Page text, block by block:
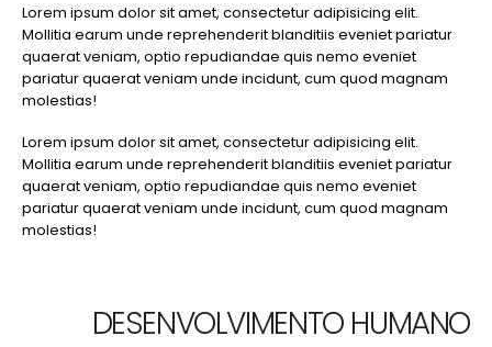
Lorem ipsum dolor sit amet, consectetur adipisicing elit.
Mollitia earum unde reprehenderit blanditiis eveniet pariatur
quaerat veniam, optio repudiandae quis nemo eveniet
pariatur quaerat veniam unde incidunt, cum quod magnam
molestias!
Lorem ipsum dolor sit amet, consectetur adipisicing elit.
Mollitia earum unde reprehenderit blanditiis eveniet pariatur
quaerat veniam, optio repudiandae quis nemo eveniet
pariatur quaerat veniam unde incidunt, cum quod magnam
molestias!
DESENVOLVIMENTO HUMANO